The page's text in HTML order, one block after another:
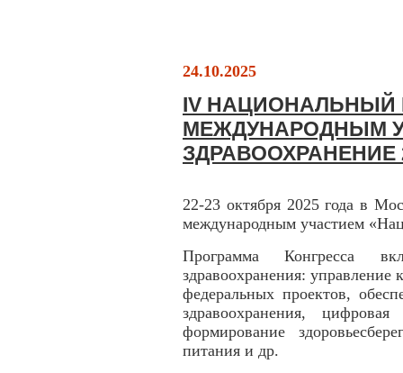
24.10.2025
IV НАЦИОНАЛЬНЫЙ
МЕЖДУНАРОДНЫМ
ЗДРАВООХРАНЕНИЕ
22-23 октября 2025 года в
международным участием
Программа Конгресса
здравоохранения:
федеральных проектов,
здравоохранения,
формирование
питания и др.